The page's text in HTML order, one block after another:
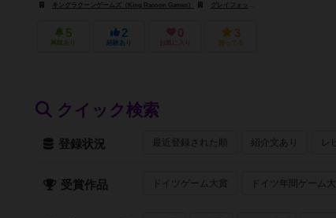
キングラクーンゲームズ（King Racoon Games）
グレイフォックスゲームズ（Grey Fox Games）
5
興味あり
2
経験あり
0
お気に入り
3
持ってる
クイック検索
登録状況 最近登録された順 紹介文あり レ
受賞作品 ドイツゲーム大賞 ドイツ年間ゲーム大